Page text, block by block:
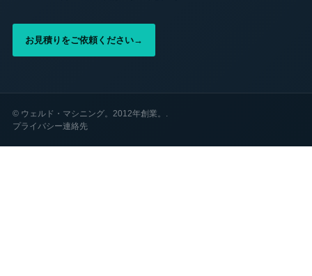
お見積りをご依頼ください→
© ウェルド・マシニング。2012年創業。.
プライバシー連絡先